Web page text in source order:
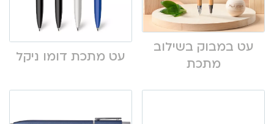
עט במבוק בשילוב
מתכת
עט מתכת דומו ניקל